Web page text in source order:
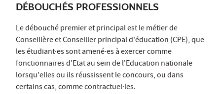
DÉBOUCHÉS PROFESSIONNELS
Le débouché premier et principal est le métier de
Conseillère et Conseiller principal d'éducation (CPE), que
les étudiant·es sont amené·es à exercer comme
fonctionnaires d'Etat au sein de l'Education nationale
lorsqu'elles ou ils réussissent le concours, ou dans
certains cas, comme contractuel·les.